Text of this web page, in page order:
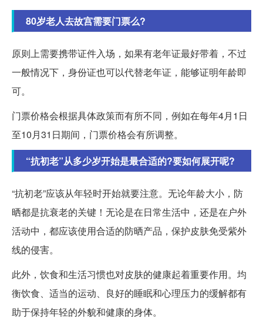
80岁老人去故宫需要门票么?
原则上需要携带证件入场，如果有老年证最好带着，不过
一般情况下，身份证也可以代替老年证，能够证明年龄即
可。
门票价格会根据具体政策而有所不同，例如在每年4月1日
至10月31日期间，门票价格会有所调整。
“抗初老”从多少岁开始是最合适的?要如何展开呢?
“抗初老”应该从年轻时开始就要注意。无论年龄大小，防
晒都是抗衰老的关键！无论是在日常生活中，还是在户外
活动中，都应该使用合适的防晒产品，保护皮肤免受紫外
线的侵害。
此外，饮食和生活习惯也对皮肤的健康起着重要作用。均
衡饮食、适当的运动、良好的睡眠和心理压力的缓解都有
助于保持年轻的外貌和健康的身体。